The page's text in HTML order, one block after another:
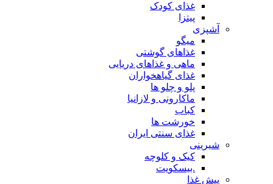
غذای کودک
پیتزا
آشپزی
میگو
غذاهای گوشتی
ماهی و غذاهای دریایی
غذای گیاهخواران
پلو و چلو ها
ماکارونی و لازانیا
کباب
خورشت ها
غذای سنتی ایران
شیرینی
کیک و کلوچه
.بیسکویت
پیش غذا